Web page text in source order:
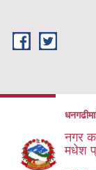
नगर
मधेश